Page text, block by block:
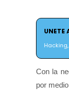
UNETE
Con la
por